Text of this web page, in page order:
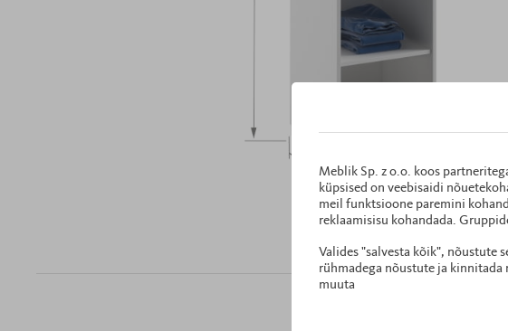
Meblik Sp. z o.o. koos
küpsised on veebisaidi
meil funktsioone paremini
reklaamisisu kohandada.
Valides "salvesta kõik", nõustute
rühmadega nõustute ja kinnitada
muuta